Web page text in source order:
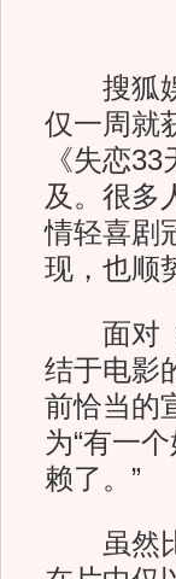
搜狐娱
仅一周就
《失恋
及。很多
情轻喜剧
现，也顺
面对《
结于电影
前恰当的
为“有一
赖了。”
虽然比